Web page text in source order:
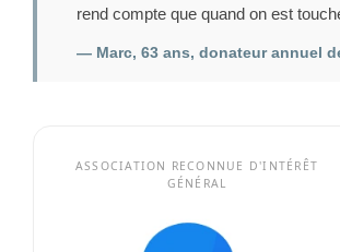
rend compte que quand on est
— Marc, 63 ans, donateur annuel
ASSOCIATION RECONNUE D'INTÉRÊT
GÉNÉRAL